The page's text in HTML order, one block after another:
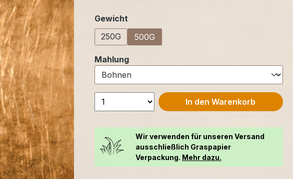
Gewichtauswählen
250G
500G
Mahlungauswählen
In den Warenkorb
Wir verwenden für unseren Versand
ausschließlich Graspapier
Verpackung. Mehr dazu.